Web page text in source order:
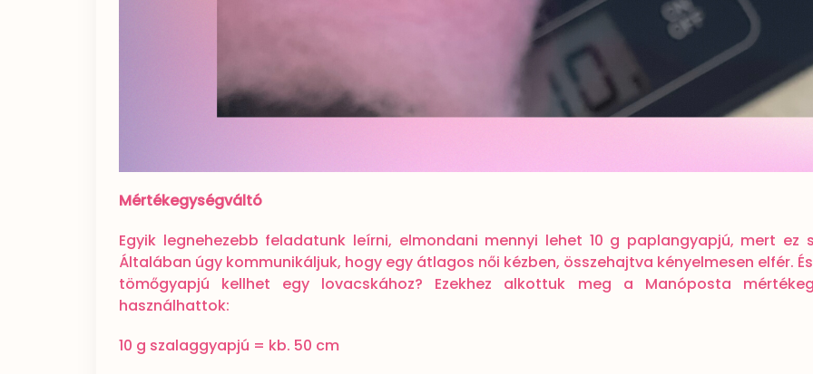
Mértékegységváltó
Egyik legnehezebb feladatunk leírni, elmondani mennyi lehet 10 g paplangyapjú, mert
Általában úgy kommunikáljuk, hogy egy átlagos női kézben, összehajtva kényelmesen elfér.
tömőgyapjú kellhet egy lovacskához? Ezekhez alkottuk meg a Manóposta
használhattok:
10 g szalaggyapjú = kb. 50 cm